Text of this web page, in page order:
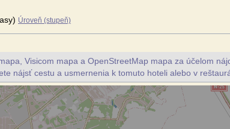
Úroveň (stupeň)
Visicom mapa a OpenStreetMap mapa za účelom
nájsť cestu a usmernenia k tomuto hoteli alebo v